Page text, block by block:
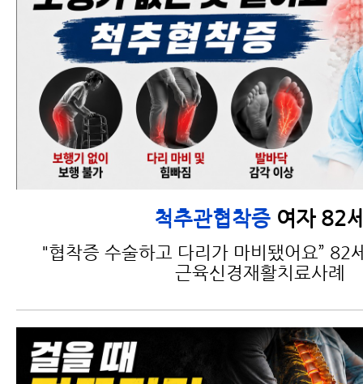
척추관협착증 여자 82
"협착증 수술하고 다리가 마비됐어요” 82
근육신경재활치료사례